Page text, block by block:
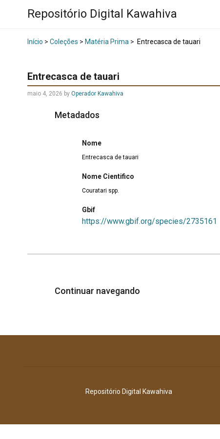
Repositório Digital Kawahiva
Início > Coleções > Matéria Prima > Entrecasca de tauari
Entrecasca de tauari
maio 4, 2026 by Operador Kawahiva
Metadados
Nome
Entrecasca de tauari
Nome Cientifico
Couratari spp.
Gbif
https://www.gbif.org/species/2735161
Continuar navegando
Repositório Digital Kawahiva